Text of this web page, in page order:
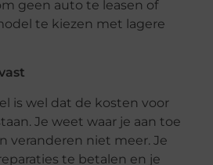
geen auto te leasen of
te kiezen met lagere
is wel dat de kosten voor
Je weet waar je aan toe
veranderen niet meer. Je
te betalen en je